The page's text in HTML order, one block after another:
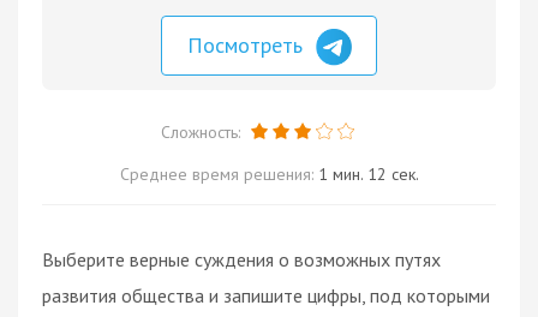
Посмотреть
Сложность:
Среднее время решения: 1 мин. 12 сек.
Выберите верные суждения о возможных путях
развития общества и запишите цифры, под которыми